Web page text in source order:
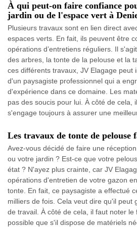
À qui peut-on faire confiance
jardin ou de l'espace vert à
Plusieurs travaux sont en lien direct
espaces verts. En fait, ils peuvent être
opérations d’entretiens réguliers. Il
des arbres, la tonte de la pelouse et la
ces différents travaux, JV Elagage peut
d'un paysagiste professionnel qui a
d'expérience dans ce domaine. Les
pas des soucis pour lui. À côté de cela,
s'engage toujours à assurer une
Les travaux de tonte de pelouse
Avez-vous décidé de faire une
ou votre jardin ? Est-ce que votre
état ? N'ayez plus crainte, car JV
opérations d'entretien de votre gazon
tonte. En fait, ce paysagiste a effectué
milliers de fois. Cela veut dire qu'il peut
de travail. À côté de cela, il faut noter le
possible que s'il dispose de matériels